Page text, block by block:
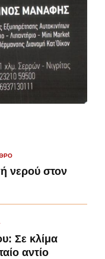
νερού στον
Σε κλίμα
αντίο